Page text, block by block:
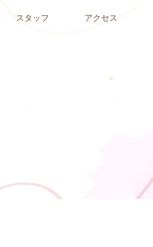
スタッフ アクセス